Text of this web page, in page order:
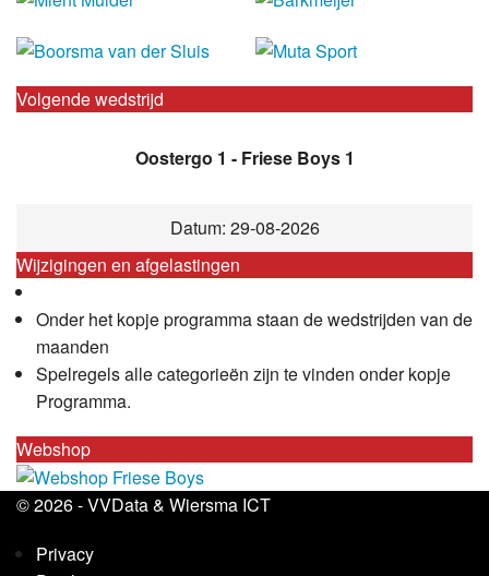
Volgende wedstrijd
Oostergo 1 - Friese Boys 1
Datum: 29-08-2026
Wijzigingen en afgelastingen
Onder het kopje programma staan de wedstrijden van de
maanden
Spelregels alle categorieën zijn te vinden onder kopje
Programma.
Webshop
© 2026 -VVData& Wiersma ICT
Privacy